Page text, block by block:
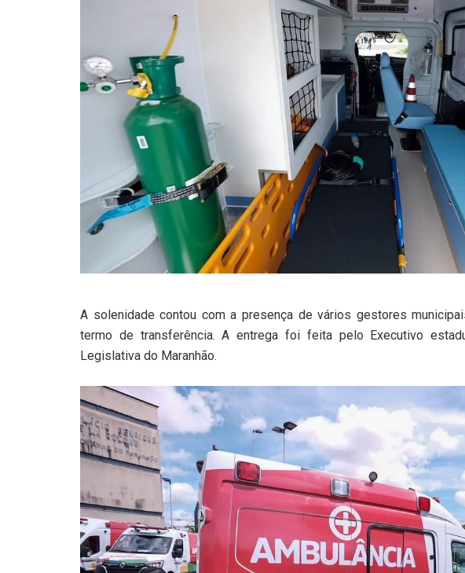
A solenidade contou com a presença de vários gestores
termo de transferência. A entrega foi feita pelo Executivo
Legislativa do Maranhão.